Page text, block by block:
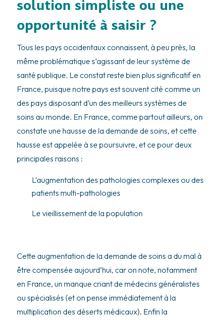
solution simpliste ou une
opportunité à saisir ?
Tous les pays occidentaux connaissent, à peu près, la
même problématique s’agissant de leur système de
santé publique. Le constat reste bien plus significatif en
France, puisque notre pays est souvent cité comme un
des pays disposant d’un des meilleurs systèmes de
soins au monde. En France, comme partout ailleurs, on
constate une hausse de la demande de soins, et cette
hausse est appelée à se poursuivre, et ce pour deux
principales raisons :
L’augmentation des pathologies complexes ou des
patients multi-pathologies
Le vieillissement de la population
Cette augmentation de la demande de soins a du mal à
être compensée aujourd’hui, car on note, notamment
en France, un manque criant de médecins généralistes
ou spécialisés (et on pense immédiatement à la
multiplication des déserts médicaux). Enfin la